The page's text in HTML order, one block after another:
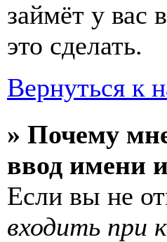
займёт у вас
это сделать.
Вернуться к
» Почему
ввод имени
Если вы не
входить при